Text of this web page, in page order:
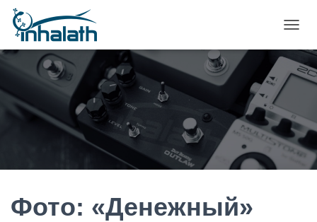
Е
Р
Е
Ю
Ч
И
Ь
Фото: «Денежный»